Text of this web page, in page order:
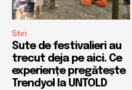
Stiri
Sute de festivalieri au
trecut deja pe aici. Ce
experiențe pregătește
Trendyol la UNTOLD